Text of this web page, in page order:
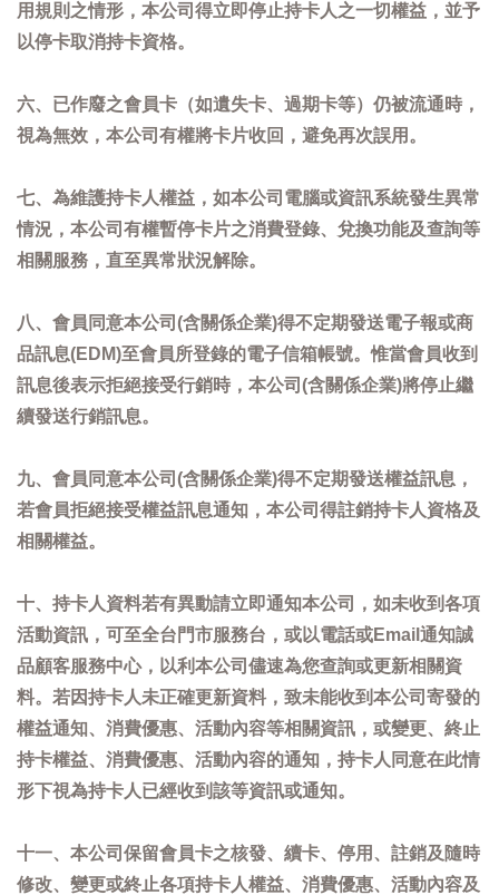
用規則之情形，本公司得立即停止持卡人之一切權益，並予
以停卡取消持卡資格。
六、已作廢之會員卡（如遺失卡、過期卡等）仍被流通時，
視為無效，本公司有權將卡片收回，避免再次誤用。
七、為維護持卡人權益，如本公司電腦或資訊系統發生異常
情況，本公司有權暫停卡片之消費登錄、兌換功能及查詢等
相關服務，直至異常狀況解除。
八、會員同意本公司(含關係企業)得不定期發送電子報或商
品訊息(EDM)至會員所登錄的電子信箱帳號。惟當會員收到
訊息後表示拒絕接受行銷時，本公司(含關係企業)將停止繼
續發送行銷訊息。
九、會員同意本公司(含關係企業)得不定期發送權益訊息，
若會員拒絕接受權益訊息通知，本公司得註銷持卡人資格及
相關權益。
十、持卡人資料若有異動請立即通知本公司，如未收到各項
活動資訊，可至全台門市服務台，或以電話或Email通知誠
品顧客服務中心，以利本公司儘速為您查詢或更新相關資
料。若因持卡人未正確更新資料，致未能收到本公司寄發的
權益通知、消費優惠、活動內容等相關資訊，或變更、終止
持卡權益、消費優惠、活動內容的通知，持卡人同意在此情
形下視為持卡人已經收到該等資訊或通知。
十一、本公司保留會員卡之核發、續卡、停用、註銷及隨時
修改、變更或終止各項持卡人權益、消費優惠、活動內容及